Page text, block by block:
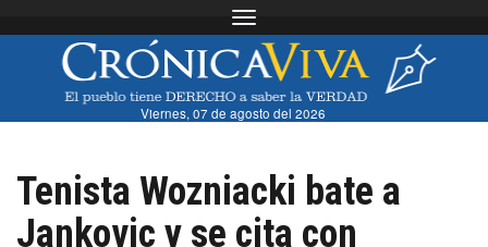
Toggle navigation
Viernes, 07 de agosto del 2026
Tenista Wozniacki bate a
Jankovic y se cita con